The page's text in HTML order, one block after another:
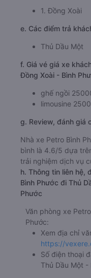
1. Đồng Xoài
e. Các điểm trả
Thủ Dầu Một
f. Giá vé giá xe
Đồng Xoài - Bình
ghế ngồi
limousine
g. Review, đánh giá
Nhà xe Petro Bình
bình là 4.6/5 dựa
trải nghiệm dịch vụ
h. Thông tin liên hệ,
Bình Phước đi Thủ
Phước
Văn phòng xe
Phước:
Xem địa chỉ
https://
Số điện thoại
Thủ Dầu Một -